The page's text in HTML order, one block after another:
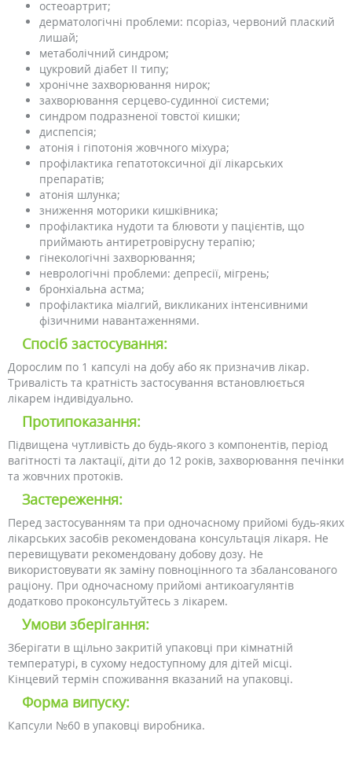
остеоартрит;
дерматологічні проблеми: псоріаз, червоний плаский
лишай;
метаболічний синдром;
цукровий діабет II типу;
хронічне захворювання нирок;
захворювання серцево-судинної системи;
синдром подразненої товстої кишки;
диспепсія;
атонія і гіпотонія жовчного міхура;
профілактика гепатотоксичної дії лікарських
препаратів;
атонія шлунка;
зниження моторики кишківника;
профілактика нудоти та блювоти у пацієнтів, що
приймають антиретровірусну терапію;
гінекологічні захворювання;
неврологічні проблеми: депресії, мігрень;
бронхіальна астма;
профілактика міалгий, викликаних інтенсивними
фізичними навантаженнями.
Спосіб застосування:
Дорослим по 1 капсулі на добу або як призначив лікар.
Тривалість та кратність застосування встановлюється
лікарем індивідуально.
Протипоказання:
Підвищена чутливість до будь-якого з компонентів, період
вагітності та лактації, діти до 12 років, захворювання печінки
та жовчних протоків.
Застереження:
Перед застосуванням та при одночасному прийомі будь-яких
лікарських засобів рекомендована консультація лікаря. Не
перевищувати рекомендовану добову дозу. Не
використовувати як заміну повноцінного та збалансованого
раціону. При одночасному прийомі антикоагулянтів
додатково проконсультуйтесь з лікарем.
Умови зберігання:
Зберігати в щільно закритій упаковці при кімнатній
температурі, в сухому недоступному для дітей місці.
Кінцевий термін споживання вказаний на упаковці.
Форма випуску:
Капсули №60 в упаковці виробника.